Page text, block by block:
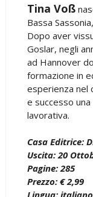
Tina Voß
Bassa
Dopo aver
Goslar, negli
ad Hannover
formazione in
esperienza nel
e successo
lavorativa.
Casa Editrice:
Uscita: 20
Pagine: 285
Prezzo: € 2,99
Lingua: italiano